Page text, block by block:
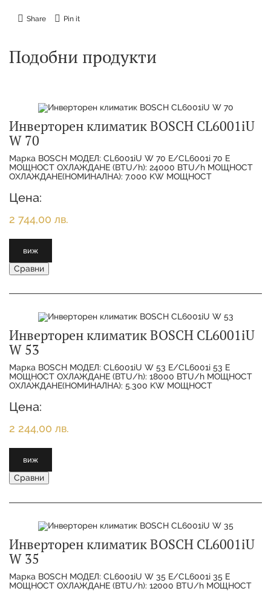
Share Pin it
Подобни продукти
Инверторен климатик BOSCH CL6001iU
W 70
Марка BOSCH МОДЕЛ: CL6001iU W 70 E/CL6001i 70 E
МОЩНОСТ ОХЛАЖДАНЕ (BTU/h): 24000 BTU/h МОЩНОСТ
ОХЛАЖДАНЕ(НОМИНАЛНА): 7.000 KW МОЩНОСТ
Цена:
2 744,00 лв.
виж
Сравни
Инверторен климатик BOSCH CL6001iU
W 53
Марка BOSCH МОДЕЛ: CL6001iU W 53 E/CL6001i 53 E
МОЩНОСТ ОХЛАЖДАНЕ (BTU/h): 18000 BTU/h МОЩНОСТ
ОХЛАЖДАНЕ(НОМИНАЛНА): 5.300 KW МОЩНОСТ
Цена:
2 244,00 лв.
виж
Сравни
Инверторен климатик BOSCH CL6001iU
W 35
Марка BOSCH МОДЕЛ: CL6001iU W 35 E/CL6001i 35 E
МОЩНОСТ ОХЛАЖДАНЕ (BTU/h): 12000 BTU/h МОЩНОСТ